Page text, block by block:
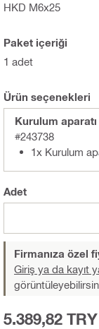
HKD M6x25
Paket içeriği
1 adet
Ürün seçenekleri
Kurulum
#243738
1x Kurulum
Adet
Firmanıza özel
Giriş ya da kayıt
5.389,82 TRY